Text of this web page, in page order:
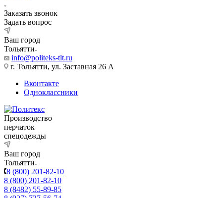
Заказать звонок
Задать вопрос
Ваш город
Тольятти
info@politeks-tlt.ru
г. Тольятти, ул. Заставная 26 А
Вконтакте
Одноклассники
Производство
перчаток
спецодежды
Ваш город
Тольятти
8 (800) 201-82-10
8 (800) 201-82-10
8 (8482) 55-89-85